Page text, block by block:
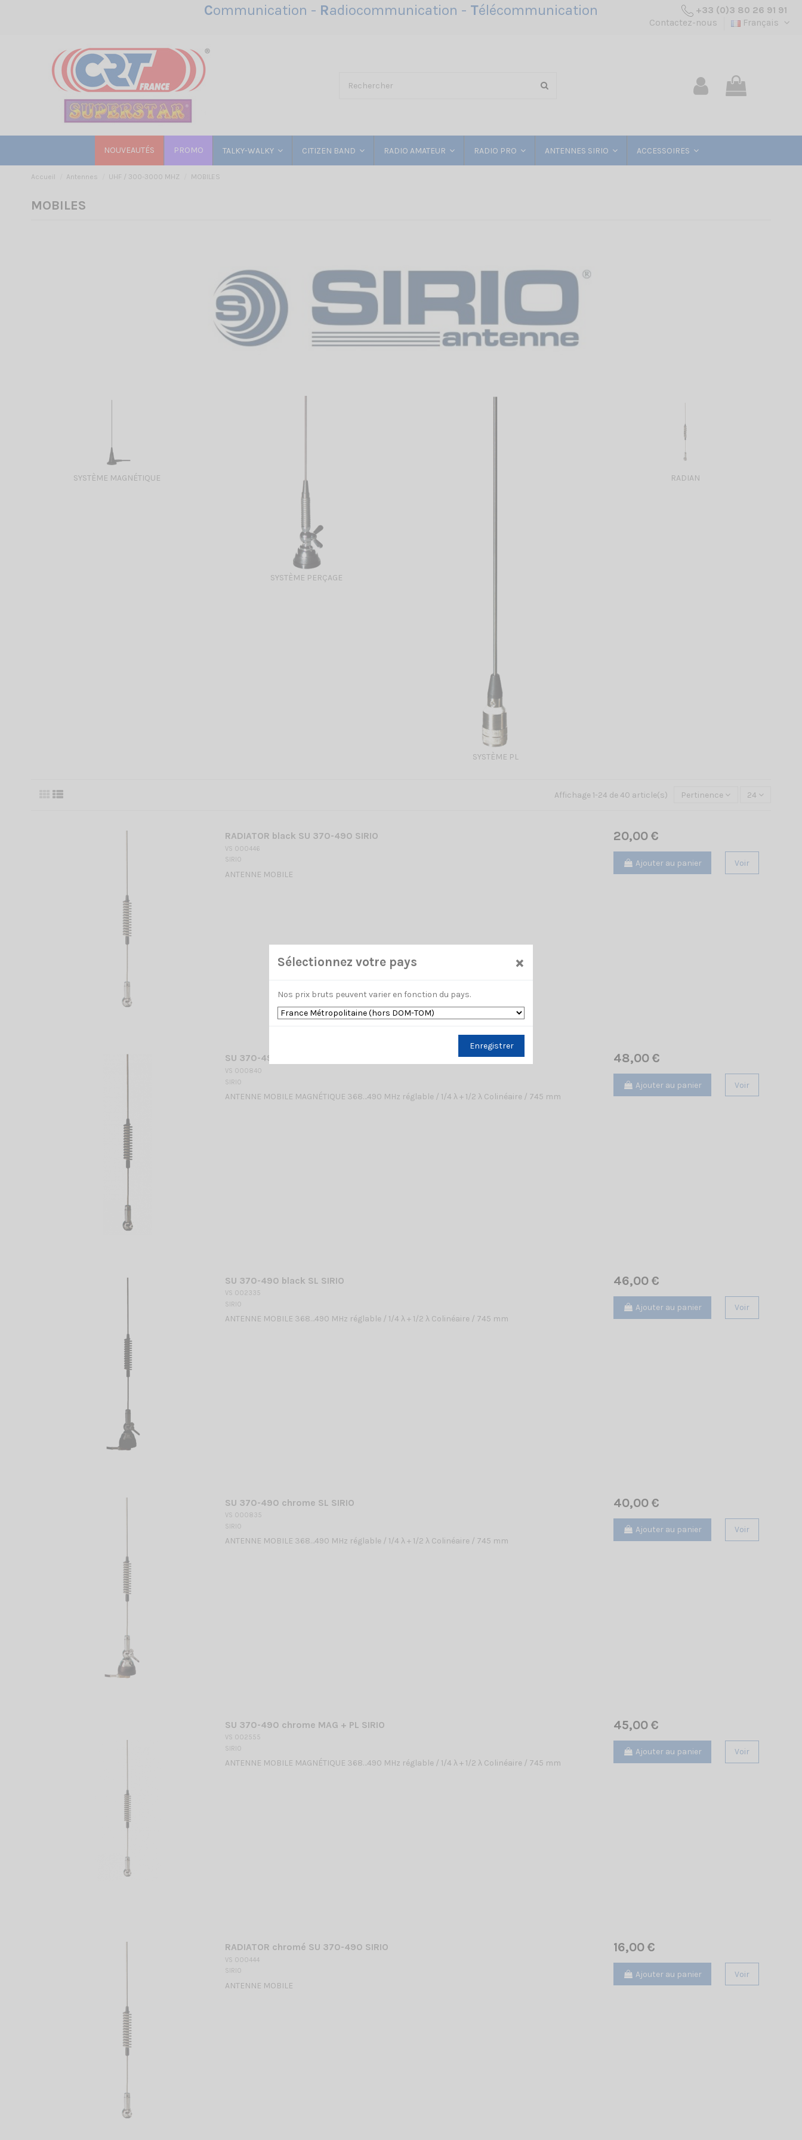
Communication - Radiocommunication - Télécommunication
+33 (0)3 80 26 91 91
Contactez-nous
Français
NOUVEAUTÉS PROMO TALKY-WALKY CITIZEN BAND RADIO AMATEUR RADIO PRO ANTENNES SIRIO ACCESSOIRES
Accueil Antennes UHF / 300-3000 MHZ MOBILES
MOBILES
SYSTÈME MAGNÉTIQUE
SYSTÈME PERÇAGE
SYSTÈME PL
RADIAN
Affichage 1-24 de 40 article(s) Pertinence 24
RADIATOR black SU 370-490 SIRIO
VS 000446
SIRIO
ANTENNE MOBILE
20,00 €
Ajouter au panier Voir
SU 370-490 black MAG + FME SIRIO
VS 000840
SIRIO
ANTENNE MOBILE MAGNÉTIQUE 368…490 MHz réglable / 1/4 λ + 1/2 λ Colinéaire / 745 mm
48,00 €
Ajouter au panier Voir
SU 370-490 black SL SIRIO
VS 002335
SIRIO
ANTENNE MOBILE 368…490 MHz réglable / 1/4 λ + 1/2 λ Colinéaire / 745 mm
46,00 €
Ajouter au panier Voir
SU 370-490 chrome SL SIRIO
VS 000835
SIRIO
ANTENNE MOBILE 368…490 MHz réglable / 1/4 λ + 1/2 λ Colinéaire / 745 mm
40,00 €
Ajouter au panier Voir
SU 370-490 chrome MAG + PL SIRIO
VS 002555
SIRIO
ANTENNE MOBILE MAGNÉTIQUE 368…490 MHz réglable / 1/4 λ + 1/2 λ Colinéaire / 745 mm
45,00 €
Ajouter au panier Voir
RADIATOR chromé SU 370-490 SIRIO
VS 000444
SIRIO
ANTENNE MOBILE
16,00 €
Ajouter au panier Voir
Sélectionnez votre pays ×
Nos prix bruts peuvent varier en fonction du pays.
Enregistrer